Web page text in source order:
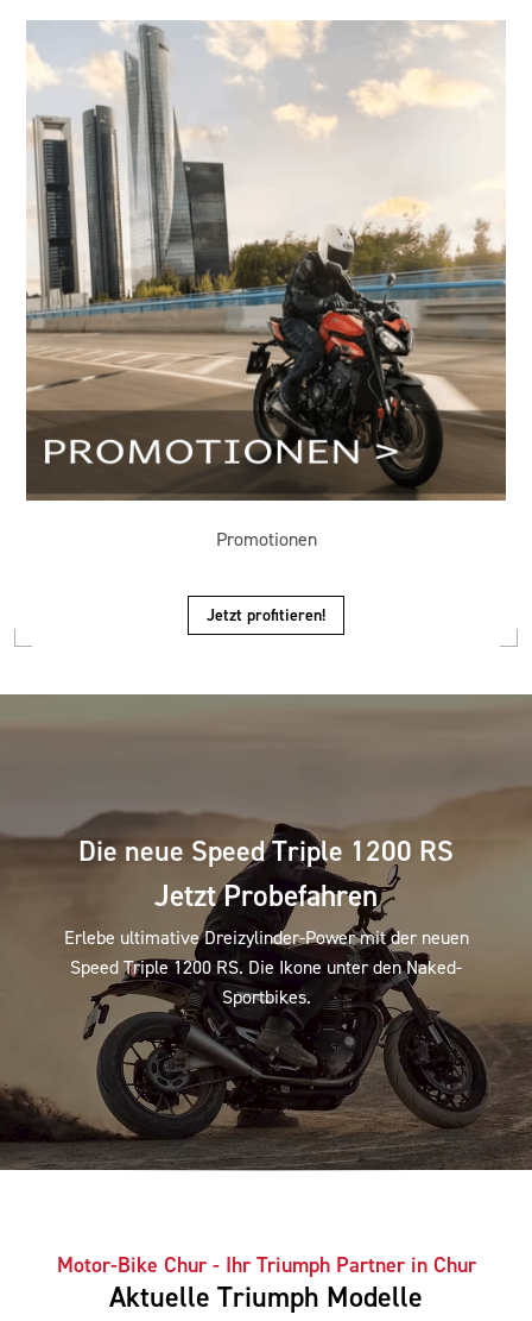
Promotionen
Jetzt profitieren!
Die neue Speed Triple 1200 RS
Jetzt Probefahren
Erlebe ultimative Dreizylinder-Power mit der neuen
Speed Triple 1200 RS. Die Ikone unter den Naked-
Sportbikes.
Motor-Bike Chur - Ihr Triumph Partner in Chur
Aktuelle Triumph Modelle